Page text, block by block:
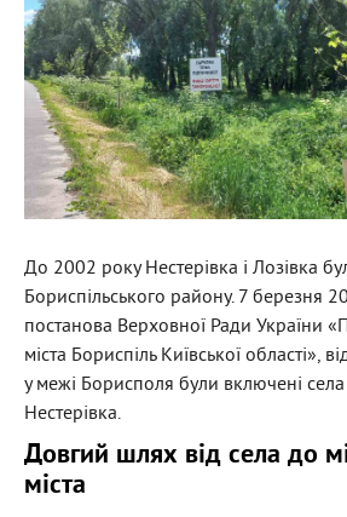
До 2002 року Нестерівка і Лозівка
Бориспільського району. 7 березня
постанова Верховної Ради України
міста Бориспіль Київської області»,
у межі Борисполя були включені села
Нестерівка.
Довгий шлях від села до
міста